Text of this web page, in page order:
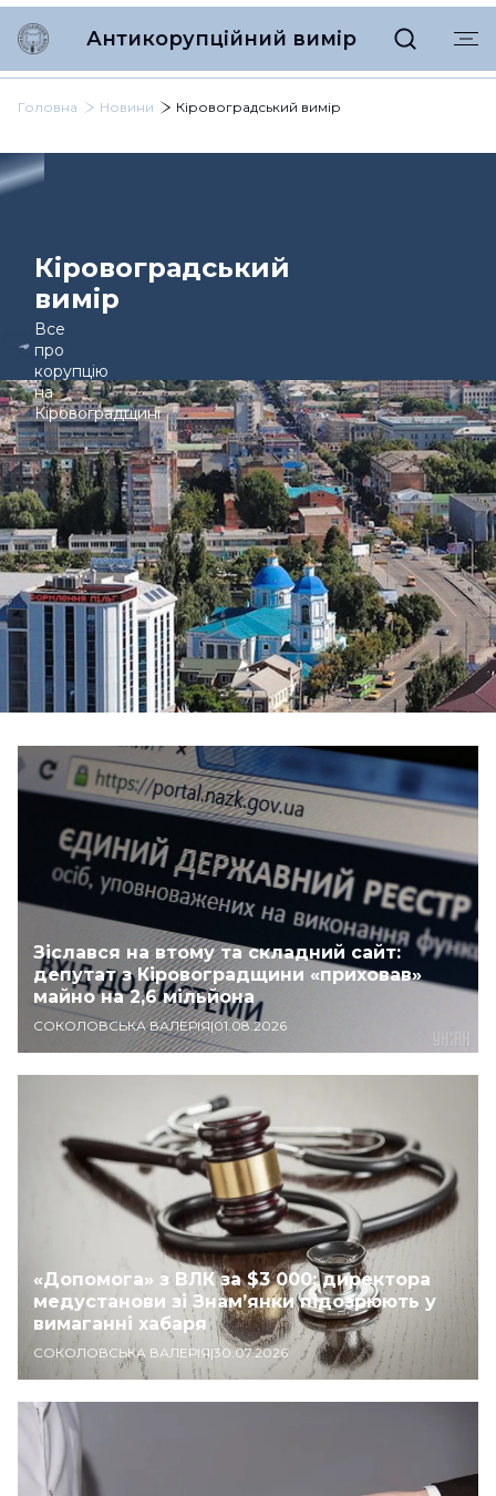
Антикорупційний вимір
Головна Новини Кіровоградський вимір
Кіровоградський
вимір
Все
про
корупцію
на
Кіровоградщині
Зіслався на втому та складний сайт:
депутат з Кіровоградщини «приховав»
майно на 2,6 мільйона
СОКОЛОВСЬКА ВАЛЕРІЯ|01.08.2026
«Допомога» з ВЛК за $3 000: директора
медустанови зі Знам’янки підозрюють у
вимаганні хабаря
СОКОЛОВСЬКА ВАЛЕРІЯ|30.07.2026